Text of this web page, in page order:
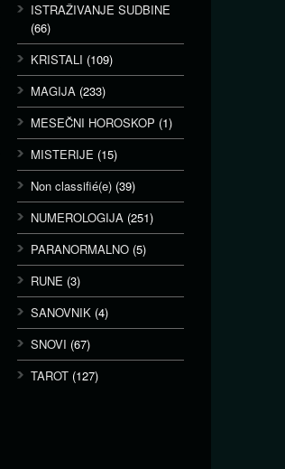
ISTRAŽIVANJE SUDBINE
(66)
KRISTALI (109)
MAGIJA (233)
MESEČNI HOROSKOP (1)
MISTERIJE (15)
Non classifié(e) (39)
NUMEROLOGIJA (251)
PARANORMALNO (5)
RUNE (3)
SANOVNIK (4)
SNOVI (67)
TAROT (127)